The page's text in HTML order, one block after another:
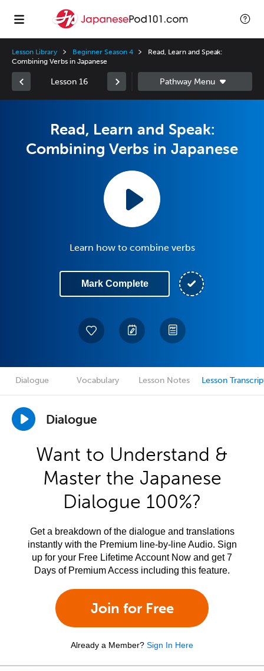
Lesson Library Beginner Season 4
Read, Learn and Speak:
Combining Verbs in Japanese
Lesson 16
Read, Learn and Speak:
Combining Verbs in Japanese
Learn how to combine verbs
Mark Complete
Dialogue Vocabulary Lesson Notes Lesson
Dialogue
Want to Understand &
Master the Japanese
Dialogue 100%?
Get a breakdown of the dialogue and translations
instantly with the Premium line-by-line Audio. Sign
up for your Free Lifetime Account Now and get 7
Days of Premium Access including this feature.
Join for Free
Already a Member? Sign In Here